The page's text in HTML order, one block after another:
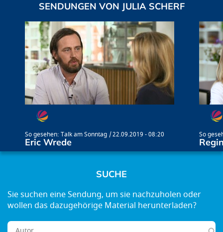
SENDUNGEN VON JULIA SCHERF
So gesehen: Talk am Sonntag 22.09.2019 - 08:20
Eric Wrede
So
SUCHE